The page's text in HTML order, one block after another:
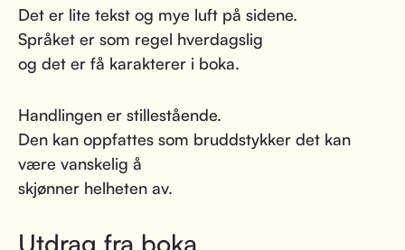
Det er lite tekst og mye luft på sidene.
Språket er som regel hverdagslig
og det er få karakterer i boka.
Handlingen er stillestående.
Den kan oppfattes som bruddstykker det kan
være vanskelig å
skjønner helheten av.
Utdrag fra boka